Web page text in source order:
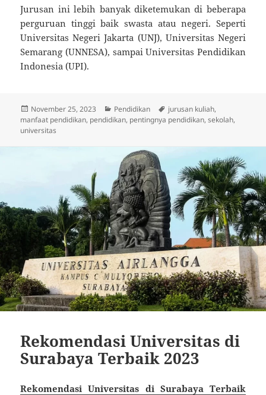
Jurusan ini lebih banyak diketemukan di beberapa
perguruan tinggi baik swasta atau negeri. Seperti
Universitas Negeri Jakarta (UNJ), Universitas Negeri
Semarang (UNNESA), sampai Universitas Pendidikan
Indonesia (UPI).
Diposkan
pada
November 25, 2023 Kategori
Pendidikan Tag
jurusan kuliah,
manfaat pendidikan, pendidikan, pentingnya pendidikan,sekolah,
universitas
Rekomendasi Universitas di
Surabaya Terbaik 2023
Rekomendasi Universitas di Surabaya Terbaik